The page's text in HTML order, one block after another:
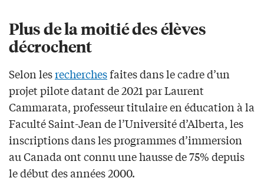
Plus de la moitié des élèves
décrochent
Selon lesrecherchesfaites dans le cadre d’un
projet pilote datant de 2021 par Laurent
Cammarata, professeur titulaire en éducation à la
Faculté Saint-Jean de l’Université d’Alberta, les
inscriptions dans les programmes d’immersion
au Canada ont connu une hausse de 75% depuis
le début des années 2000.